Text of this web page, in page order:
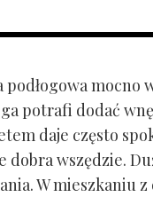
podłogowa mocno
potrafi dodać
daje często
dobra wszędzie.
W mieszkaniu